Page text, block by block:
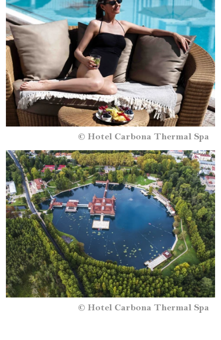
© Hotel Carbona Thermal Spa
© Hotel Carbona Thermal Spa